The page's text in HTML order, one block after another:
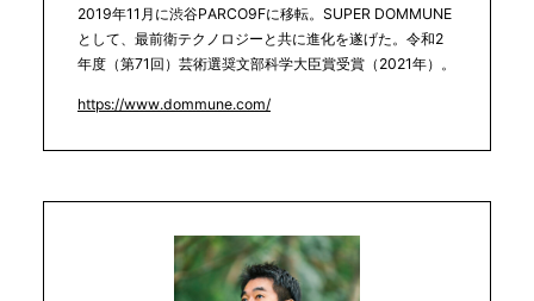
2019年11月に渋谷PARCO9Fに移転。SUPER DOMMUNE
として、最前衛テクノロジーと共に進化を遂げた。令和2
年度（第71回）芸術選奨文部科学大臣賞受賞（2021年）。
https://www.dommune.com/